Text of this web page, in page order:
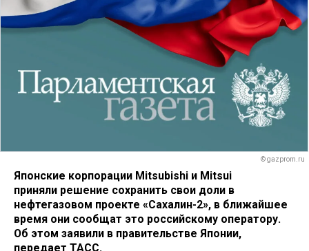
© gazprom.ru
Японские корпорации Mitsubishi и Mitsui
приняли решение сохранить свои доли в
нефтегазовом проекте «Сахалин-2», в ближайшее
время они сообщат это российскому оператору.
Об этом заявили в правительстве Японии,
передает ТАСС.